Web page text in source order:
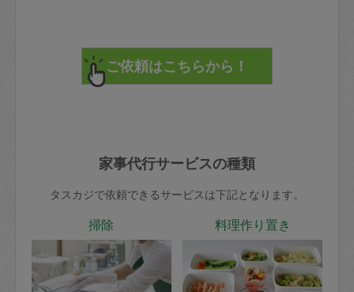
家事代行サービスの種類
タスカジで依頼できるサービスは下記となります。
掃除 料理作り置き